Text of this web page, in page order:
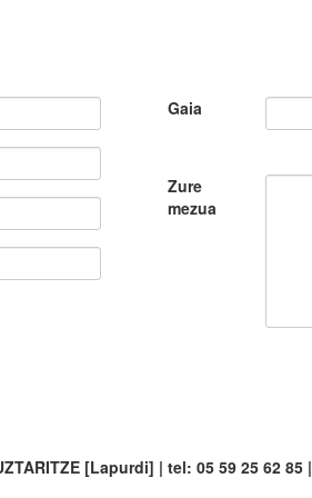
Gaia
Zure
mezua
[Lapurdi] | tel: 05 59 25 62 85 |